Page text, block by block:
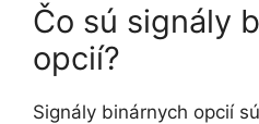
Čo sú signály
opcií?
Signály binárnych opcií